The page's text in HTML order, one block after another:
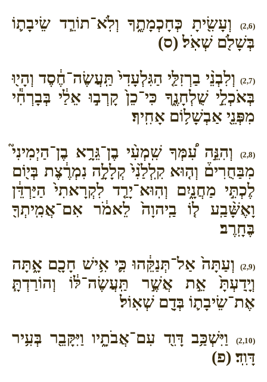
(2,6)
וְעָשִׂ֖יתָ כְּחָכְמָתֶ֑ךָ וְלֹֽא־תוֹרֵ֧ד שֵׂיבָת֛וֹ
בְּשָׁלֹ֖ם שְׁאֹֽל׃ (ס)
(2,7)
וְלִבְנֵ֨י בַרְזִלַּ֤י הַגִּלְעָדִי֙ תַּֽעֲשֶׂה־חֶ֔סֶד וְהָי֖וּ
בְּאֹכְלֵ֣י שֻׁלְחָנֶ֑ךָ כִּי־כֵן֙ קָרְב֣וּ אֵלַ֔י בְּבָרְחִ֕י
מִפְּנֵ֖י אַבְשָׁל֥וֹם אָחִֽיךָ׃
(2,8)
וְהִנֵּ֣ה עִ֠מְּךָ שִֽׁמְעִ֨י בֶן־גֵּרָ֥א בֶן־הַיְמִינִי֮
מִבַּחֻרִים֒ וְה֤וּא קִֽלְלַ֙נִי֙ קְלָלָ֣ה נִמְרֶ֔צֶת בְּי֖וֹם
לֶכְתִּ֣י מַחֲנָ֑יִם וְהֽוּא־יָרַ֤ד לִקְרָאתִי֙ הַיַּרְדֵּ֔ן
וָאֶשָּׁ֨בַֽע ל֤וֹ בַֽיהוָה֙ לֵאמֹ֔ר אִם־אֲמִֽיתְךָ֖
בֶּחָֽרֶב׃
(2,9)
וְעַתָּה֙ אַל־תְּנַקֵּ֔הוּ כִּ֛י אִ֥ישׁ חָכָ֖ם אָ֑תָּה
וְיָֽדַעְתָּ֙ אֵ֣ת אֲשֶׁ֣ר תַּֽעֲשֶׂה־לּ֔וֹ וְהוֹרַדְתָּ֧
אֶת־שֵׂיבָת֛וֹ בְּדָ֖ם שְׁאֽוֹל׃
(2,10)
וַיִּשְׁכַּ֥ב דָּוִ֖ד עִם־אֲבֹתָ֑יו וַיִּקָּבֵ֖ר בְּעִ֥יר
דָּוִֽד׃ (פ)